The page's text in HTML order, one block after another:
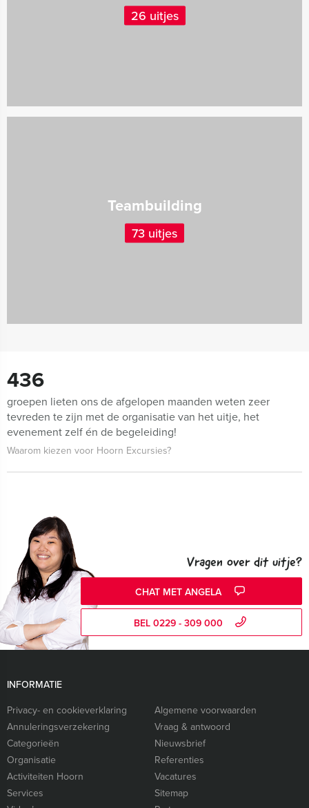
26 uitjes
Teambuilding
73 uitjes
436
groepen lieten ons de afgelopen maanden weten zeer
tevreden te zijn met de organisatie van het uitje, het
evenement zelf én de begeleiding!
Waarom kiezen voor Hoorn Excursies?
Vragen over dit uitje?
CHAT MET ANGELA
BEL 0229 - 309 000
INFORMATIE
Privacy- en cookieverklaring
Algemene voorwaarden
Annuleringsverzekering
Vraag & antwoord
Categorieën
Nieuwsbrief
Organisatie
Referenties
Activiteiten Hoorn
Vacatures
Services
Sitemap